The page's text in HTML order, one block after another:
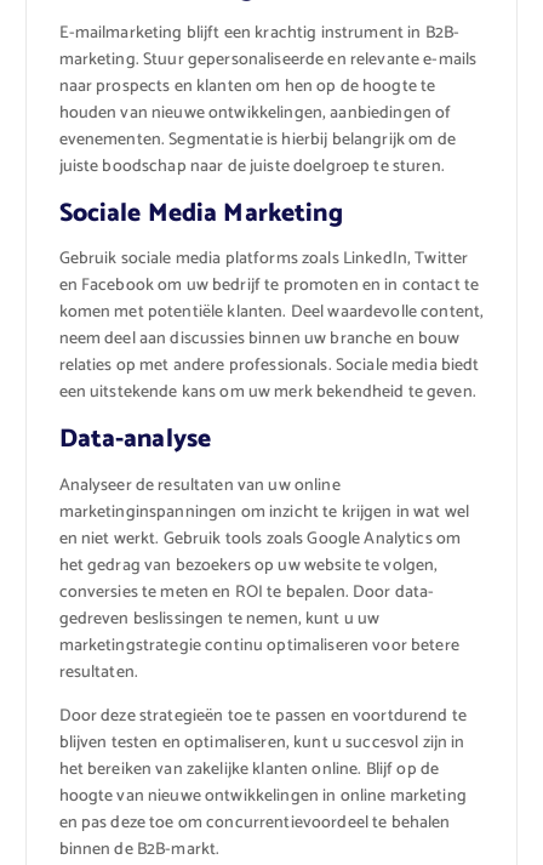
E-mailmarketing blijft een krachtig instrument in B2B-
marketing. Stuur gepersonaliseerde en relevante e-mails
naar prospects en klanten om hen op de hoogte te
houden van nieuwe ontwikkelingen, aanbiedingen of
evenementen. Segmentatie is hierbij belangrijk om de
juiste boodschap naar de juiste doelgroep te sturen.
Sociale Media Marketing
Gebruik sociale media platforms zoals LinkedIn, Twitter
en Facebook om uw bedrijf te promoten en in contact te
komen met potentiële klanten. Deel waardevolle content,
neem deel aan discussies binnen uw branche en bouw
relaties op met andere professionals. Sociale media biedt
een uitstekende kans om uw merk bekendheid te geven.
Data-analyse
Analyseer de resultaten van uw online
marketinginspanningen om inzicht te krijgen in wat wel
en niet werkt. Gebruik tools zoals Google Analytics om
het gedrag van bezoekers op uw website te volgen,
conversies te meten en ROI te bepalen. Door data-
gedreven beslissingen te nemen, kunt u uw
marketingstrategie continu optimaliseren voor betere
resultaten.
Door deze strategieën toe te passen en voortdurend te
blijven testen en optimaliseren, kunt u succesvol zijn in
het bereiken van zakelijke klanten online. Blijf op de
hoogte van nieuwe ontwikkelingen in online marketing
en pas deze toe om concurrentievoordeel te behalen
binnen de B2B-markt.